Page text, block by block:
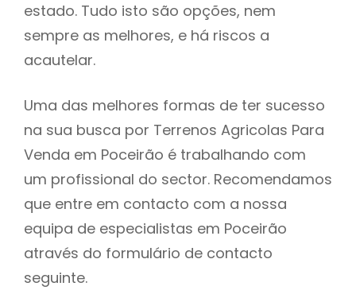
estado. Tudo isto são opções, nem
sempre as melhores, e há riscos a
acautelar.
Uma das melhores formas de ter sucesso
na sua busca por Terrenos Agricolas Para
Venda em Poceirão é trabalhando com
um profissional do sector. Recomendamos
que entre em contacto com a nossa
equipa de especialistas em Poceirão
através do formulário de contacto
seguinte.